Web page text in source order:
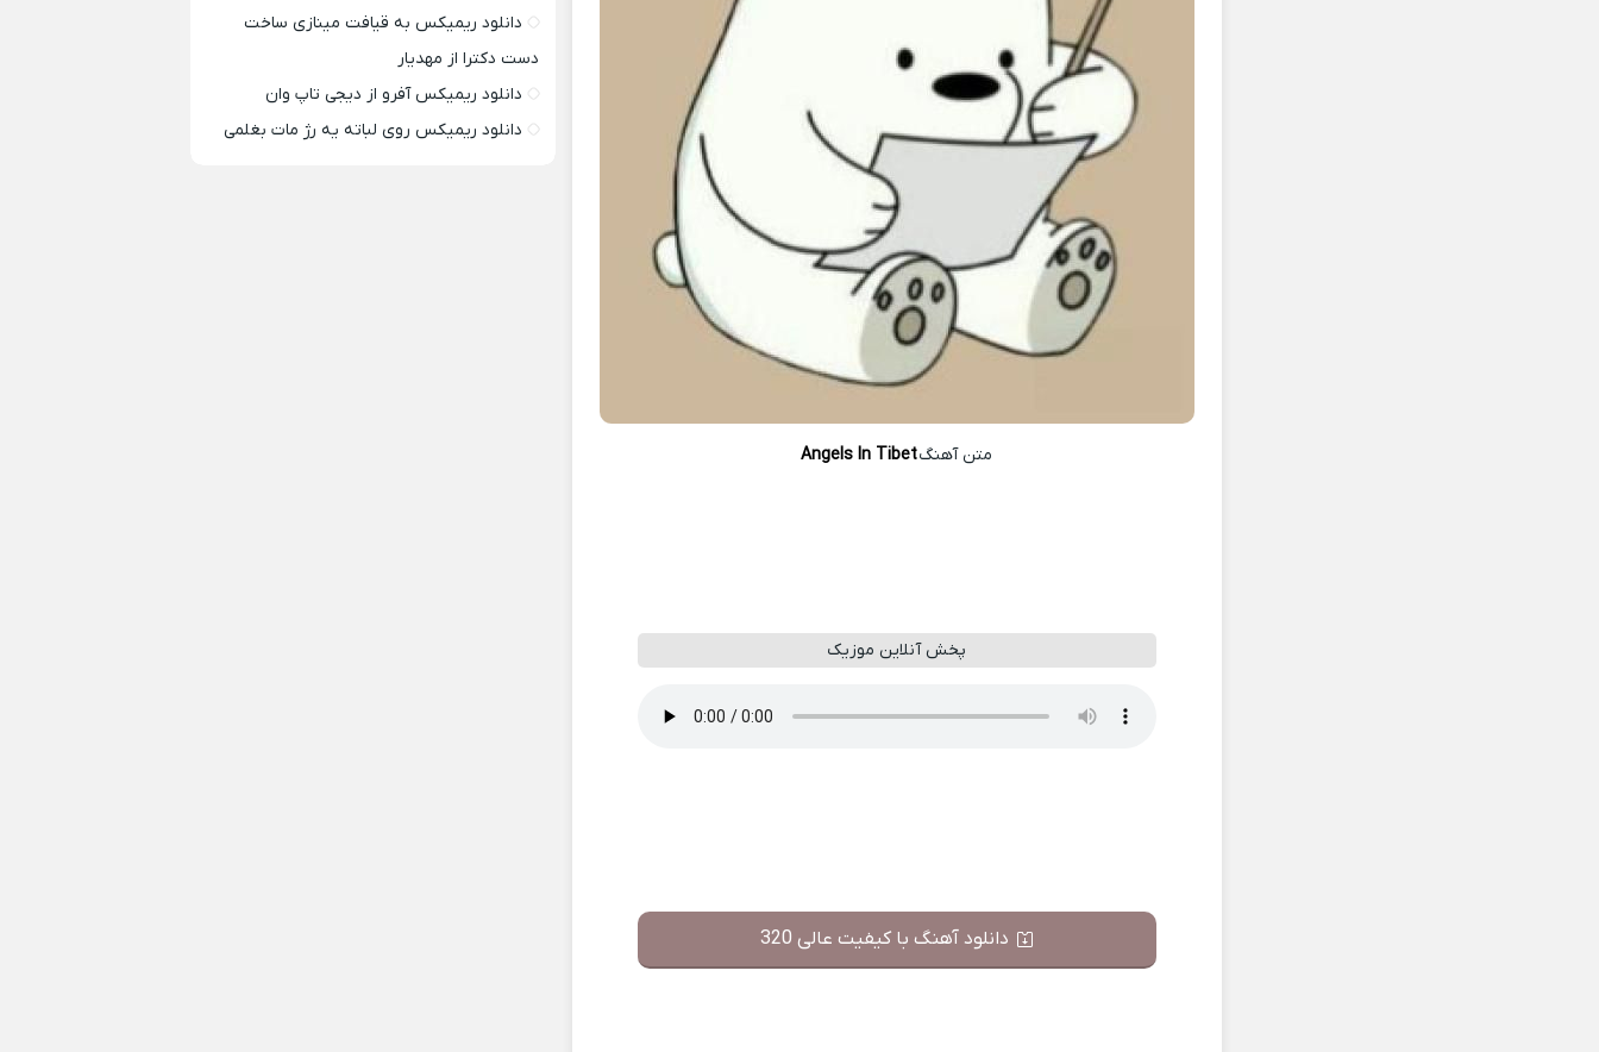
متن آهنگAngels In Tibet
پخش آنلاین موزیک
دانلود آهنگ با کیفیت عالی 320
دانلود ریمیکس به قیافت مینازی ساخت
دست دکترا از مهدیار
دانلود ریمیکس آفرو از ديجی تاپ وان
دانلود ریمیکس روی لباته یه رژ مات بغلمی